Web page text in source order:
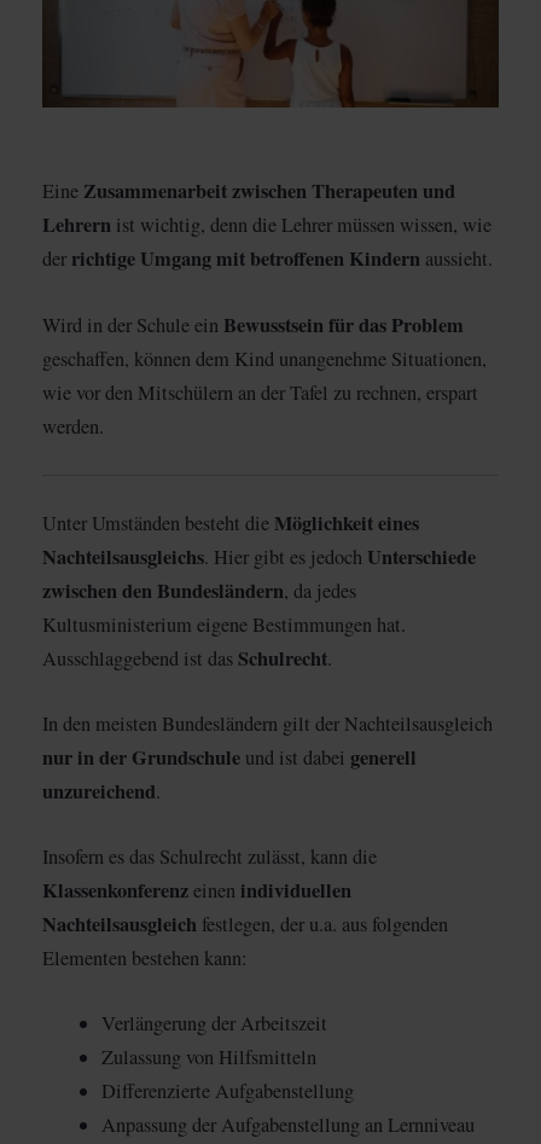
Eine Zusammenarbeit zwischen Therapeuten und
Lehrern ist wichtig, denn die Lehrer müssen wissen, wie
der richtige Umgang mit betroffenen Kindern aussieht.
Wird in der Schule ein Bewusstsein für das Problem
geschaffen, können dem Kind unangenehme Situationen,
wie vor den Mitschülern an der Tafel zu rechnen, erspart
werden.
Unter Umständen besteht die Möglichkeit eines
Nachteilsausgleichs. Hier gibt es jedoch Unterschiede
zwischen den Bundesländern, da jedes
Kultusministerium eigene Bestimmungen hat.
Ausschlaggebend ist das Schulrecht.
In den meisten Bundesländern gilt der Nachteilsausgleich
nur in der Grundschule und ist dabei generell
unzureichend.
Insofern es das Schulrecht zulässt, kann die
Klassenkonferenzeinen individuellen
Nachteilsausgleich festlegen, der u.a. aus folgenden
Elementen bestehen kann:
Verlängerung der Arbeitszeit
Zulassung von Hilfsmitteln
Differenzierte Aufgabenstellung
Anpassung der Aufgabenstellung an Lernniveau